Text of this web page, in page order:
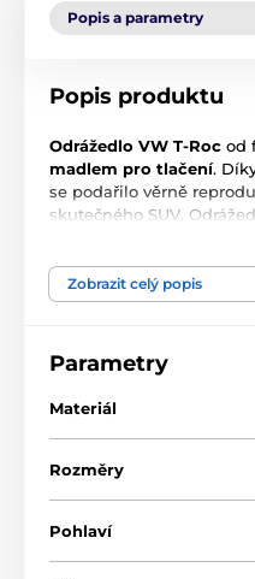
Popis a parametry
Popis produktu
Odrážedlo VW T-Roc od
madlem pro tlačení.
se podařilo věrně
skutečného SUV.
Výsuvné plošinky
nohou a madlo chrání
na nápoje.
Nejdůležitější vlastnosti:
Otočná přední kola
Volant se zvuky
Rukojeť pro rodiče s
Zobrazit celý popis
Parametry
Materiál
Rozměry
Pohlaví